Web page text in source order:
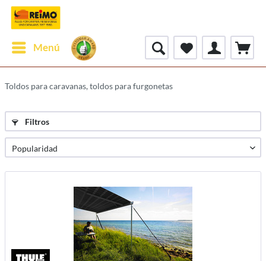
Menú
Toldos para caravanas, toldos para furgonetas
Filtros